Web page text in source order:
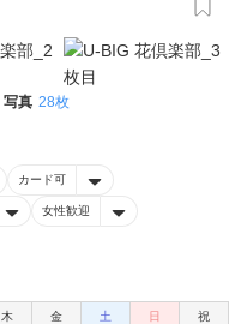
写真 28枚
カード可
女性歓迎
木 金 土 日 祝